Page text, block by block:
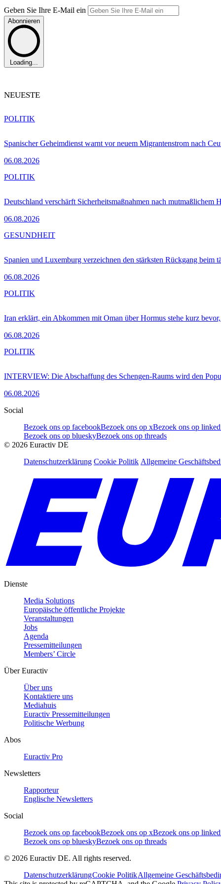
Geben Sie Ihre E-Mail ein
Abonnieren
Loading...
NEUESTE
Spanischer Geheimdienst warnt vor neuem Migrantenstrom nach
06.08.2026
POLITIK
Deutschland verschärft Sicherheitsmaßnahmen nach
06.08.2026
POLITIK
Spanien und Luxemburg verzeichnen den stärksten Rückgang beim
06.08.2026
GESUNDHEIT
Iran erklärt, ein Abkommen mit Oman über Hormus stehe kurz
06.08.2026
POLITIK
INTERVIEW: Die Abschaffung des Schengen-Raums wird den
06.08.2026
POLITIK
Social
Bezoek ons op facebookBezoek ons op xBezoek ons op
Bezoek ons op blueskyBezoek ons op threads
© 2026 Euractiv DE
Datenschutzerklärung Cookie Politik Allgemeine
Dienste
Media Solutions
Europäische öffentliche Projekte
Veranstaltungen
Jobs
Agenda
Pressemitteilungen
Members’ Circle
Über Euractiv
Über uns
Kontaktiere uns
Mediahuis
Euractiv Pressemitteilungen
Politische Werbung
Abos
Euractiv Pro
Newsletters
Rapporteur
Englische Newsletters
Social
Bezoek ons op facebookBezoek ons op xBezoek ons op
Bezoek ons op blueskyBezoek ons op threads
© 2026 Euractiv DE. All rights reserved.
DatenschutzerklärungCookie PolitikAllgemeine